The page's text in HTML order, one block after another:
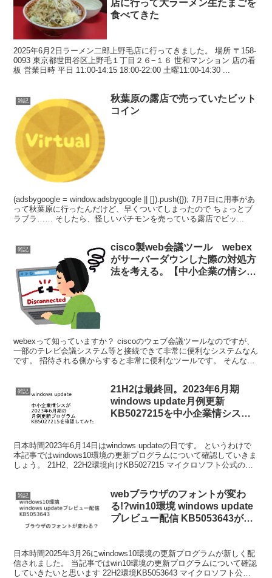
店に行って大ラーメン生たまごを
食べてきた
2025年6月2日ラーメン二郎上野毛店に行ってきました。 場所 〒158-
0093 東京都世田谷区上野毛１丁目２６−１６ 世和マンション 店の看
板 営業日時 平日 11:00-14:15 18:00-22:00 土曜11:00-14:30 ...
雑記
秋葉原の露店で売っていたビット
コイン
(adsbygoogle = window.adsbygoogle || []).push({}); 7月7日に用事があ
って秋葉原に行ったんだけど、早くついてしまったので ちょっとブ
ラブラ…… そしたら、怪しいパチモンを売っている露店でビッ...
雑記
cisco製web会議ツール webex
がサーバーダウンした際の対処方
法を考える。【中小企業の情シス
webexって知っていますか？ ciscoのウェブ会議ツールなのですが、
一部のテレビ会議システム等と接続できて非常に便利なシステムなん
です。 招待される側からすると非常に便利なツールです。 そんな
雑記
21H2は最終回。2023年6月期
windows update月例更新
KB5027215を中小企業情シスが
日本時間2023年6月14日はwindows updateの日です。 というわけで
本記事ではwindows10環境の更新プログラムについて確認していきま
しょう。 21H2、22H2環境向けKB5027215 マイクロソフト公式の案
雑記
webブラウザのフォントが変わ
る!?win10環境 windows update
プレビュー配信 KB5053643がち
日本時間2025年3月26にwindows10環境の更新プログラムが新しく配
信されました。 当記事ではwin10環境の更新プログラムについて確認
していきたいと思います 22H2環境KB5053643 マイクロソフト公式